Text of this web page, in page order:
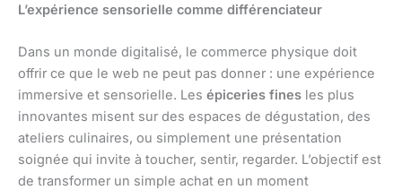
L’expérience sensorielle comme différenciateur
Dans un monde digitalisé, le commerce physique doit
offrir ce que le web ne peut pas donner : une expérience
immersive et sensorielle. Les épiceries fines les plus
innovantes misent sur des espaces de dégustation, des
ateliers culinaires, ou simplement une présentation
soignée qui invite à toucher, sentir, regarder. L’objectif est
de transformer un simple achat en un moment